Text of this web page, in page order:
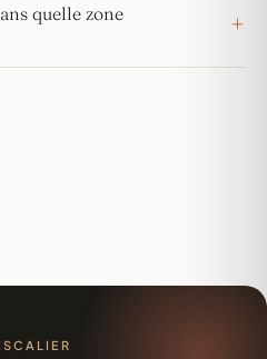
quelle zone